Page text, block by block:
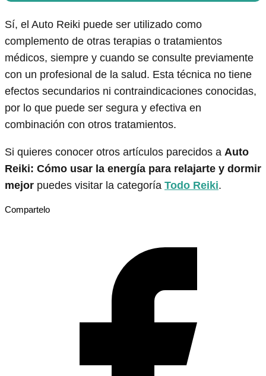
Sí, el Auto Reiki puede ser utilizado como
complemento de otras terapias o tratamientos
médicos, siempre y cuando se consulte previamente
con un profesional de la salud. Esta técnica no tiene
efectos secundarios ni contraindicaciones conocidas,
por lo que puede ser segura y efectiva en
combinación con otros tratamientos.
Si quieres conocer otros artículos parecidos a Auto
Reiki: Cómo usar la energía para relajarte y dormir
mejor puedes visitar la categoría Todo Reiki.
Compartelo